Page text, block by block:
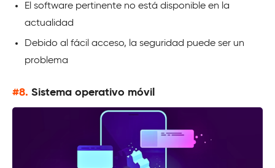
El software pertinente no está disponible en la
actualidad
Debido al fácil acceso, la seguridad puede ser un
problema
#8. Sistema operativo móvil